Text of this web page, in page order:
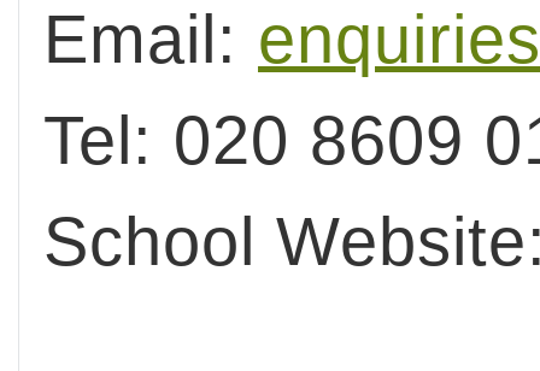
Email:
Tel: 020 8609
School